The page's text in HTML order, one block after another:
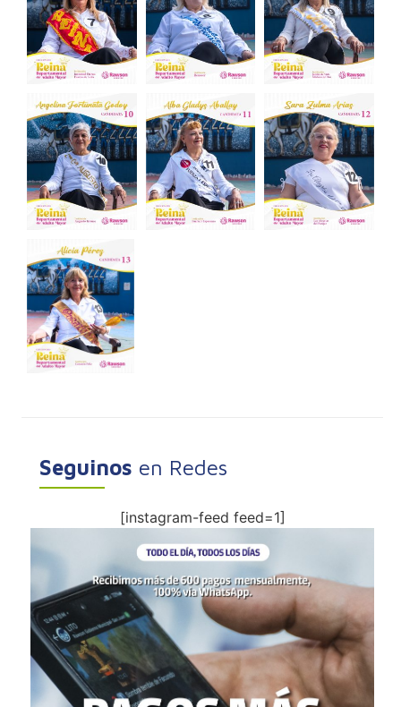
Seguinos en Redes
[instagram-feed feed=1]